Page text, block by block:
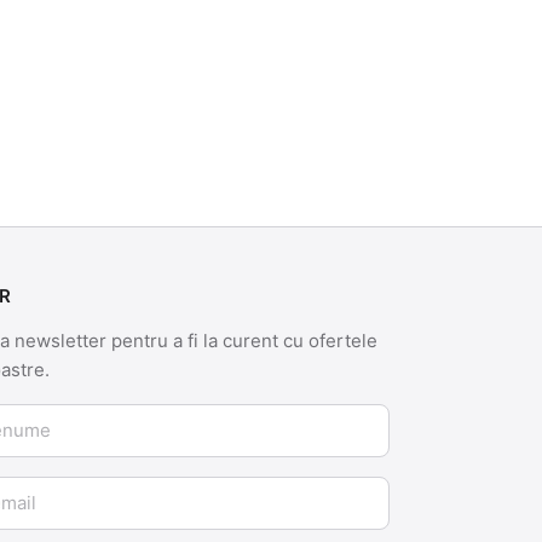
newsletter pentru a fi la curent cu ofertele